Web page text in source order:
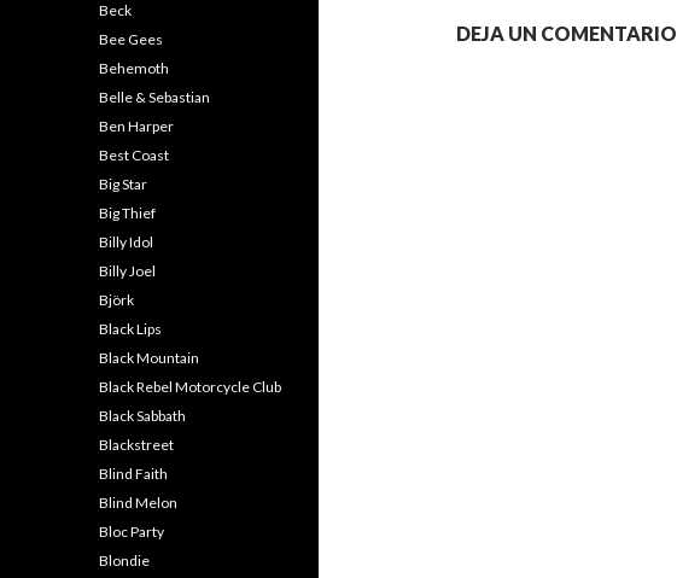
DEJA UN COMENTARIO
Beck
Bee Gees
Behemoth
Belle & Sebastian
Ben Harper
Best Coast
Big Star
Big Thief
Billy Idol
Billy Joel
Björk
Black Lips
Black Mountain
Black Rebel Motorcycle Club
Black Sabbath
Blackstreet
Blind Faith
Blind Melon
Bloc Party
Blondie